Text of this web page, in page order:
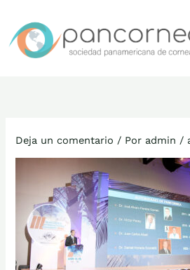
contenido
Deja un comentario / Por admin /